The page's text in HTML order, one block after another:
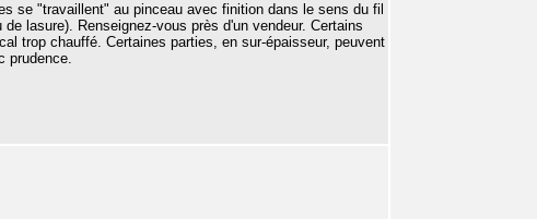
se "travaillent" au pinceau avec finition dans le sens du fil
lasure). Renseignez-vous près d'un vendeur. Certains
trop chauffé. Certaines parties, en sur-épaisseur, peuvent
prudence.